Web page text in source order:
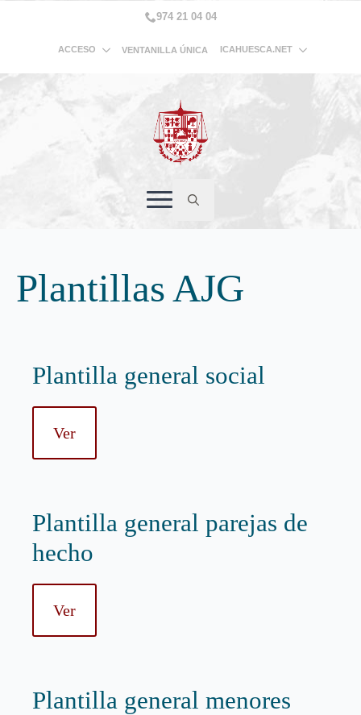
974 21 04 04
ACCESO VENTANILLA ÚNICA ICAHUESCA.NET
Search
Plantillas AJG
Plantilla general social
Ver
Plantilla general parejas de
hecho
Ver
Plantilla general menores